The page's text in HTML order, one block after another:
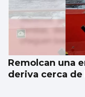
Remolcan una
deriva cerca de